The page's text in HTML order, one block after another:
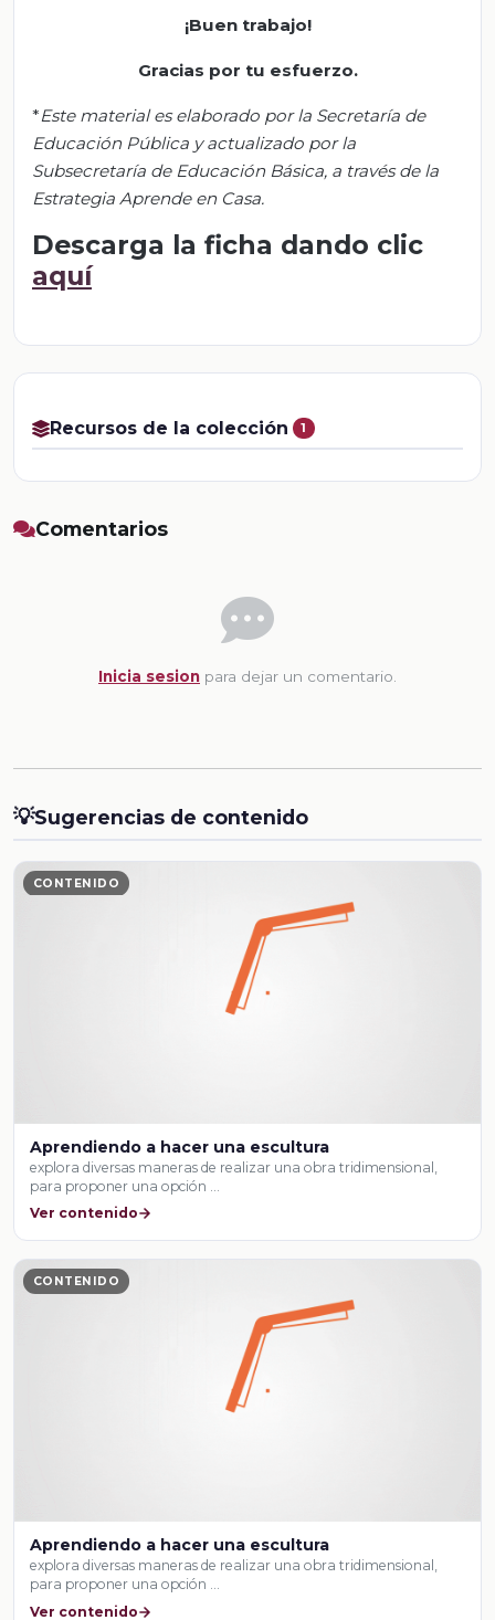
¡Buen trabajo!
Gracias por tu esfuerzo.
*Este material es elaborado por la Secretaría de
Educación Pública y actualizado por la
Subsecretaría de Educación Básica, a través de la
Estrategia Aprende en Casa.
Descarga la ficha dando clic
aquí
Recursos de la colección 1
Comentarios
Inicia sesion para dejar un comentario.
💡Sugerencias de contenido
CONTENIDO
Aprendiendo a hacer una escultura
explora diversas maneras de realizar una obra tridimensional,
para proponer una opción …
Ver contenido
CONTENIDO
Aprendiendo a hacer una escultura
explora diversas maneras de realizar una obra tridimensional,
para proponer una opción …
Ver contenido